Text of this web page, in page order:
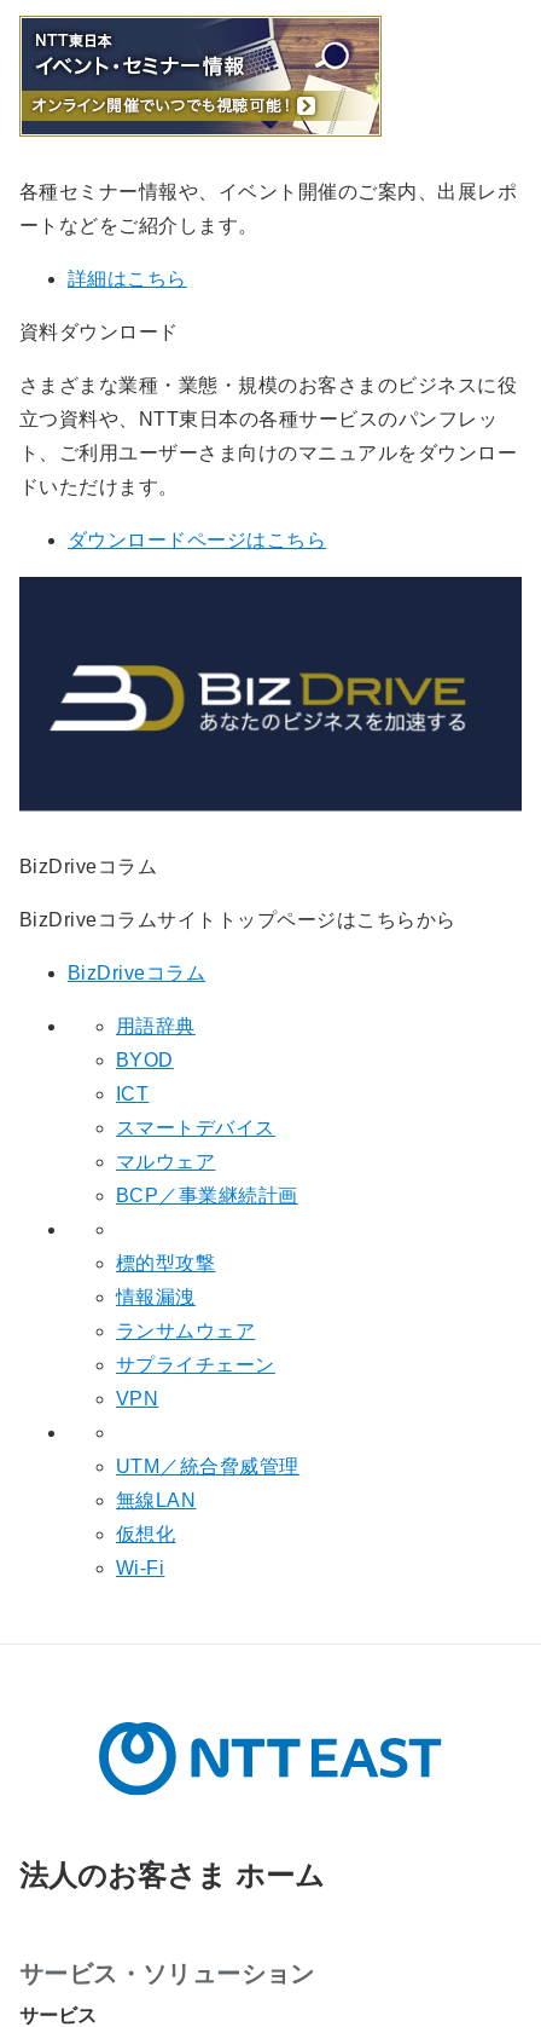
各種セミナー情報や、イベント開催のご案内、出展レポ
ートなどをご紹介します。
詳細はこちら
資料ダウンロード
さまざまな業種・業態・規模のお客さまのビジネスに役
立つ資料や、NTT東日本の各種サービスのパンフレッ
ト、ご利用ユーザーさま向けのマニュアルをダウンロー
ドいただけます。
ダウンロードページはこちら
BizDriveコラム
BizDriveコラムサイトトップページはこちらから
BizDriveコラム
用語辞典
BYOD
ICT
スマートデバイス
マルウェア
BCP／事業継続計画
標的型攻撃
情報漏洩
ランサムウェア
サプライチェーン
VPN
UTM／統合脅威管理
無線LAN
仮想化
Wi-Fi
法人のお客さま ホーム
サービス・ソリューション
サービス